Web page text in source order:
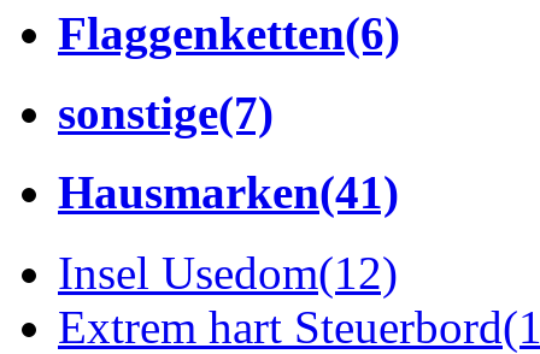
Flaggenketten(6)
sonstige(7)
Hausmarken(41)
Insel Usedom(12)
Extrem hart Steuerbord